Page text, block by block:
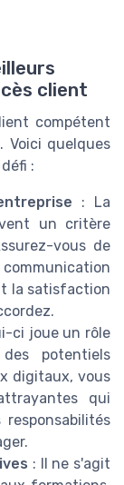
client
compétent
Voici quelques
:
: La
un critère
vous de
la satisfaction
ci joue un rôle
potentiels
digitaux, vous
qui
: Il ne s'agit